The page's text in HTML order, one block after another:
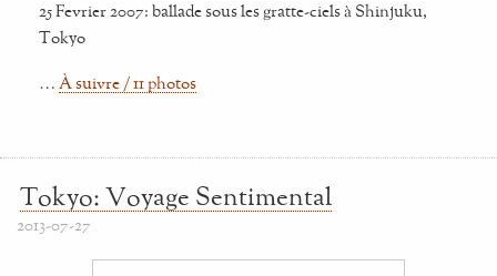
25 Fevrier 2007: ballade sous les gratte-ciels à Shinjuku,
Tokyo
… À suivre / 11 photos
Tokyo: Voyage Sentimental
2013-07-27